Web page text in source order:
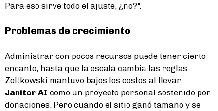
Para eso sirve todo el ajuste, ¿no?".
Problemas de crecimiento
Administrar con pocos recursos puede tener cierto
encanto, hasta que la escala cambia las reglas.
Zoltkowski mantuvo bajos los costos al llevar
Janitor AI como un proyecto personal sostenido por
donaciones. Pero cuando el sitio ganó tamaño y se